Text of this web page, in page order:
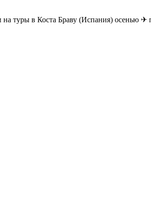
туры в Коста Браву (Испания) осенью ✈